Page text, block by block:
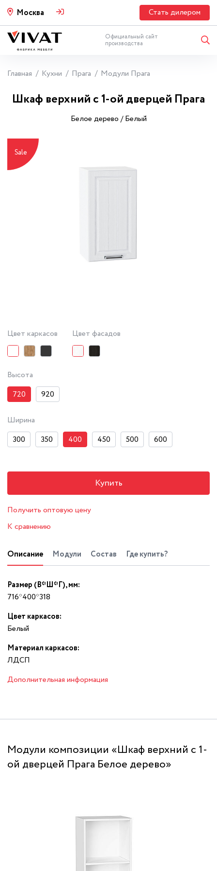
Москва Стать дилером
Официальный сайт
производства
Главная Кухни Прага Модули Прага
Шкаф верхний с 1-ой дверцей Прага
Белое дерево / Белый
Sale
Цвет каркасов Цвет фасадов
Высота
720
920
Ширина
300
350 400 450 500 600
Купить
Получить оптовую цену
К сравнению
Описание Модули Состав Где купить?
Размер (В*Ш*Г), мм:
716*400*318
Цвет каркасов:
Белый
Материал каркасов:
ЛДСП
Дополнительная информация
Модули композиции «Шкаф верхний с 1-
ой дверцей Прага Белое дерево»